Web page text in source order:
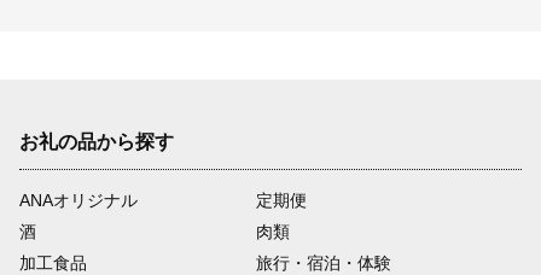
お礼の品から探す
ANAオリジナル
定期便
酒
肉類
加工食品
旅行・宿泊・体験